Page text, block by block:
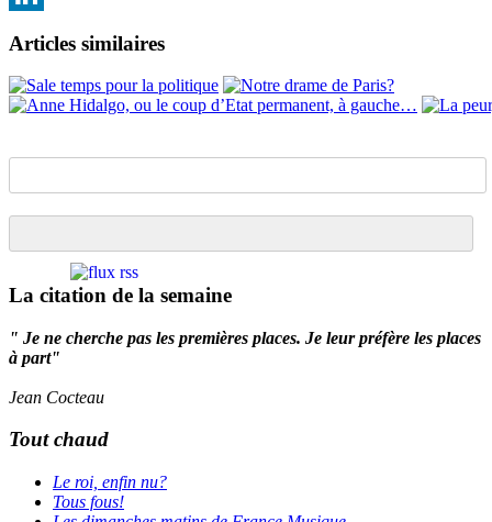
Articles similaires
La citation de la semaine
" Je ne cherche pas les premières places. Je leur préfère les places
à part"
Jean Cocteau
Tout chaud
Le roi, enfin nu?
Tous fous!